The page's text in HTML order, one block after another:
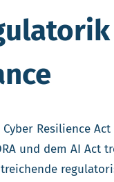
Resilience Act
und dem AI Act